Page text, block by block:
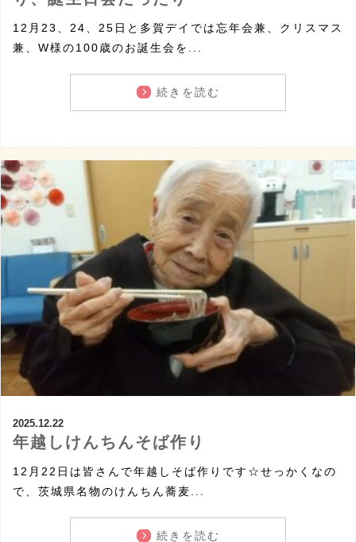
12月23、24、25日と多賀デイでは忘年会兼、クリスマス
兼、W様の100歳のお誕生会を...
続きを読む
2025.12.22
年越しけんちんそば作り
12月22日は皆さんで年越しそば作りです☆せっかくなの
で、茨城県名物のけんちん蕎麦...
続きを読む